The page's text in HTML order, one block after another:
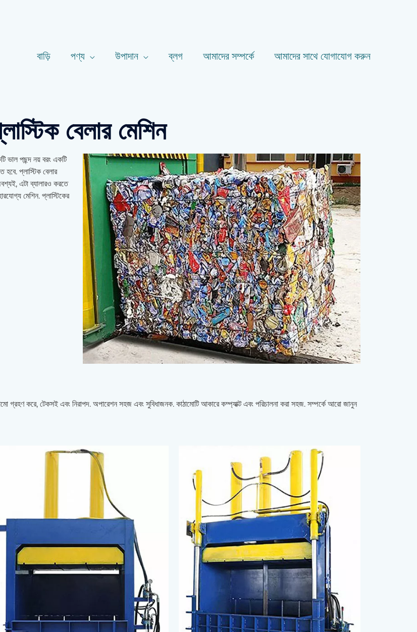
বাড়ি পণ্য উপাদান ব্লগ আমাদের সম্পর্কে আমাদের সাথে যোগাযোগ করুন
বেলার মেশিন
ভাল পছন্দ নয় বরং একটি
হবে. প্লাস্টিক বেলার
এটা ব্যালারও করতে
মেশিন. প্লাস্টিকের
গ্রহণ করে, টেকসই এবং নিরাপদ. অপারেশন সহজ এবং সুবিধাজনক. কাঠামোটি আকারে কম্প্যাক্ট এবং পরিচালনা করা সহজ. সম্পর্কে আরো জানুন